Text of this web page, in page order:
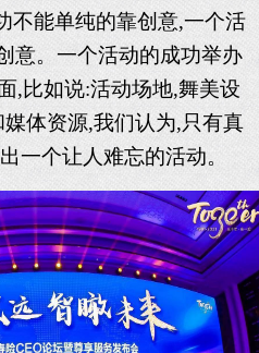
不能单纯的靠创意,一个活
意。一个活动的成功举办
,比如说:活动场地,舞美设
体资源,我们认为,只有真
一个让人难忘的活动。